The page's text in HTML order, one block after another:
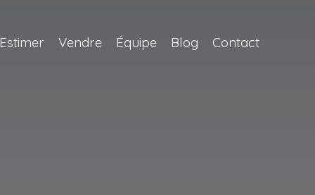
Vendre Équipe Blog Contact